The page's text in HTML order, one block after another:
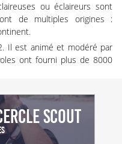
ou éclaireurs sont
de multiples origines :
Il est animé et modéré par
ont fourni plus de 8000
scout